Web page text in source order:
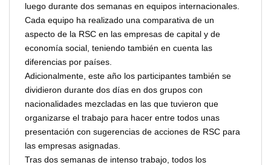
luego durante dos semanas en equipos internacionales.
Cada equipo ha realizado una comparativa de un
aspecto de la RSC en las empresas de capital y de
economía social, teniendo también en cuenta las
diferencias por países.
Adicionalmente, este año los participantes también se
dividieron durante dos días en dos grupos con
nacionalidades mezcladas en las que tuvieron que
organizarse el trabajo para hacer entre todos unas
presentación con sugerencias de acciones de RSC para
las empresas asignadas.
Tras dos semanas de intenso trabajo, todos los